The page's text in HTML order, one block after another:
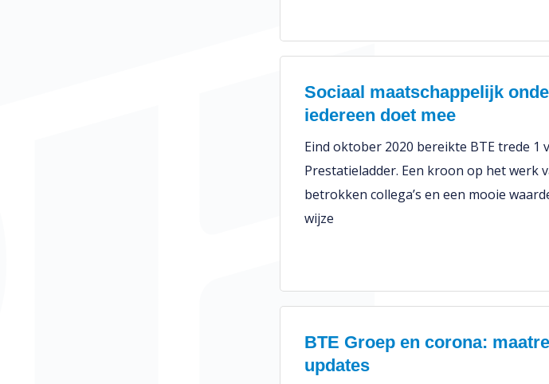
Sociaal maatschappelijk
iedereen doet mee
Eind oktober 2020 bereikte BTE trede 1
Prestatieladder. Een kroon op het werk
betrokken collega’s en een mooie
wijze
BTE Groep en corona:
updates